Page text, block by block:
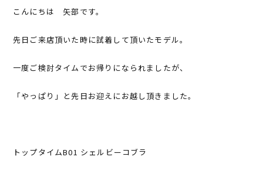
こんにちは 矢部です。
先日ご来店頂いた時に試着して頂いたモデル。
一度ご検討タイムでお帰りになられましたが、
「やっぱり」と先日お迎えにお越し頂きました。
トップタイムB01 シェルビーコブラ